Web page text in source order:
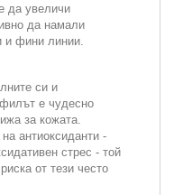
да увеличи
да намали
и фини линии.
си и
е чудесно
за кожата.
антиоксиданти -
стрес - той
от тези често